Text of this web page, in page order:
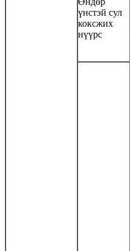
үнстэй сул
коксжих
нүүрс